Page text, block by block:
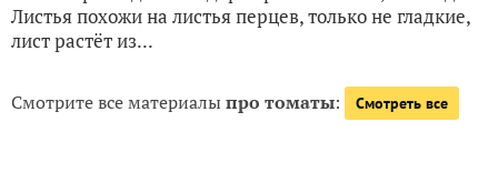
Листья похожи на листья перцев, только не гладкие,
лист растёт из...
Смотрите все материалыпро томаты: Смотреть все